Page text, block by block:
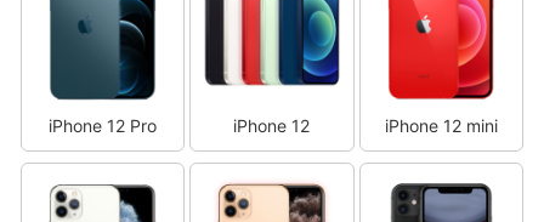
iPhone 12 Pro iPhone 12 iPhone 12 mini